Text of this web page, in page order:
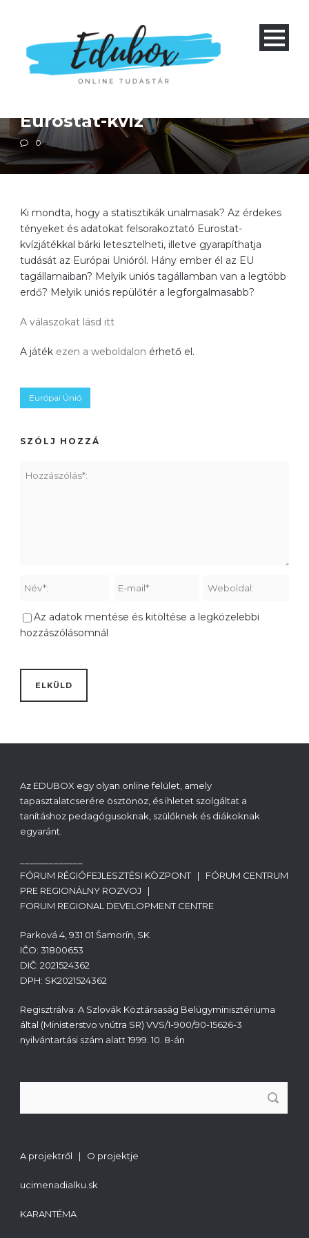
Négyéves gimnázium 1-4 és nyolcéves gimnázium 5-8
Eurostat-kvíz
0
Ki mondta, hogy a statisztikák unalmasak? Az érdekes
tényeket és adatokat felsorakoztató Eurostat-
kvízjátékkal bárki letesztelheti, illetve gyarapíthatja
tudását az Európai Unióról. Hány ember él az EU
tagállamaiban? Melyik uniós tagállamban van a legtöbb
erdő? Melyik uniós repülőtér a legforgalmasabb?
A válaszokat lásd itt
A játék ezen a weboldalon érhető el.
Európai Únió
SZÓLJ HOZZÁ
Az adatok mentése és kitöltése a legközelebbi
hozzászólásomnál
Az EDUBOX egy olyan online felület, amely
tapasztalatcserére ösztönöz, és ihletet szolgáltat a
tanításhoz pedagógusoknak, szülőknek és diákoknak
egyaránt.
FÓRUM RÉGIÓFEJLESZTÉSI KÖZPONT | FÓRUM CENTRUM
PRE REGIONÁLNY ROZVOJ |
FORUM REGIONAL DEVELOPMENT CENTRE
Parková 4, 931 01 Šamorín, SK
IČO: 31800653
DIČ: 2021524362
DPH: SK2021524362
Regisztrálva: A Szlovák Köztársaság Belügyminisztériuma
által (Ministerstvo vnútra SR) VVS/1-900/90-15626-3
nyilvántartási szám alatt 1999. 10. 8-án
A projektről | O projektje
ucimenadialku.sk
KARANTÉMA